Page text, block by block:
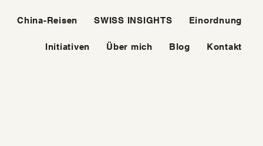
China-Reisen SWISS INSIGHTS Einordnung
Initiativen Über mich Blog Kontakt